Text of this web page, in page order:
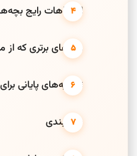
اشتباهات رایج
رتبه‌های برتری که
توصیه‌های پایانی
جمع‌بندی